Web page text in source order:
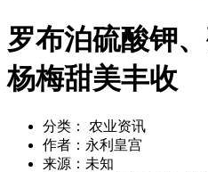
罗布泊硫酸钾
杨梅甜美丰收
分类：
农业资讯
作者： 永利皇宫
来源： 未知